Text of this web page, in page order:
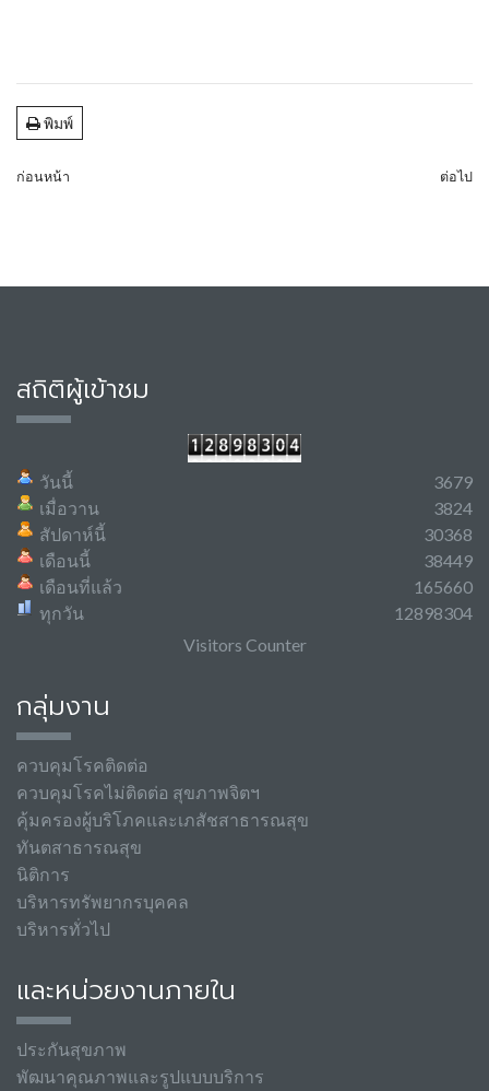
พิมพ์
ก่อนหน้า ต่อไป
สถิติผู้เข้าชม
วันนี้
เมื่อวาน
สัปดาห์นี้
เดือนนี้
เดือนที่แล้ว
ทุกวัน
3679
3824
30368
38449
165660
12898304
Visitors Counter
กลุ่มงาน
ควบคุมโรคติดต่อ
ควบคุมโรคไม่ติดต่อ สุขภาพจิตฯ
คุ้มครองผู้บริโภคและเภสัชสาธารณสุข
ทันตสาธารณสุข
นิติการ
บริหารทรัพยากรบุคคล
บริหารทั่วไป
และหน่วยงานภายใน
ประกันสุขภาพ
พัฒนาคุณภาพและรูปแบบบริการ